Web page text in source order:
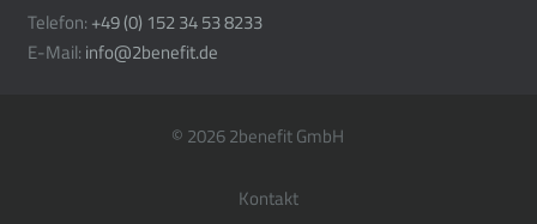
Telefon: +49 (0) 152 34 53 8233
E-Mail: info@2benefit.de
© 2026 2benefit GmbH
Kontakt